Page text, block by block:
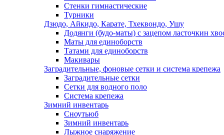
Стенки гимнастические
Турники
Дзюдо, Айкидо, Карате, Тхеквондо, Ушу
Додянги (будо-маты) с зацепом ласточкин
Маты для единоборств
Татами для единоборств
Макивары
Заградительные, фоновые сетки и система крепежа
Заградительные сетки
Сетки для водного поло
Система крепежа
Зимний инвентарь
Сноутьюб
Зимний инвентарь
Лыжное снаряжение